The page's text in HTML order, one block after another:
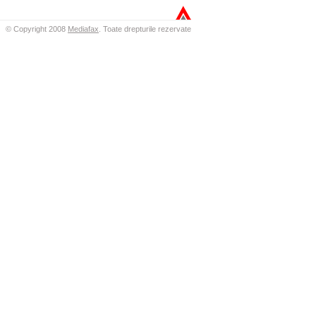
© Copyright 2008 Mediafax Toate drepturile rezervate